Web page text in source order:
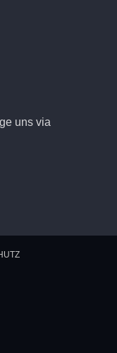
uns via